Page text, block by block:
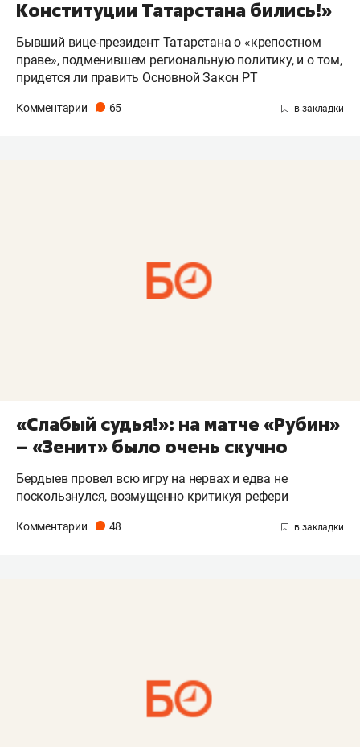
Конституции Татарстана бились!»
Бывший вице-президент Татарстана о «крепостном
праве», подменившем региональную политику, и о том,
придется ли править Основной Закон РТ
Комментарии 65
«Слабый судья!»: на матче «Рубин»
– «Зенит» было очень скучно
Бердыев провел всю игру на нервах и едва не
поскользнулся, возмущенно критикуя рефери
Комментарии 48